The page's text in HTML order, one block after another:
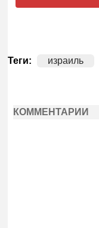
Теги: израиль
КОММЕНТАРИИ